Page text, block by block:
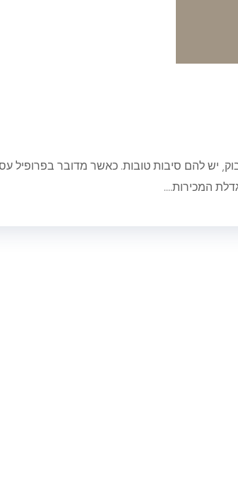
יש להם סיבות טובות. כאשר מדובר בפרופיל
המכירות....